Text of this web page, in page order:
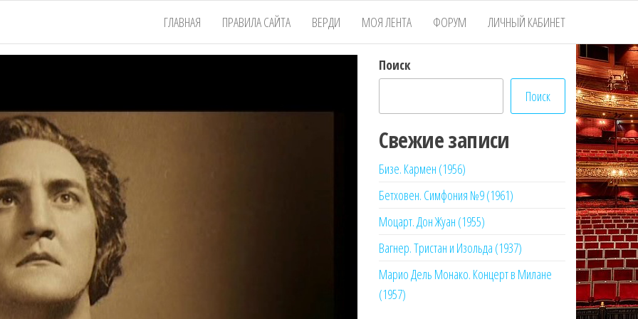
ГЛАВНАЯ ПРАВИЛА САЙТА ВЕРДИ МОЯ ЛЕНТА ФОРУМ ЛИЧНЫЙ КАБИНЕТ
Поиск
Поиск
Свежие записи
Бизе. Кармен (1956)
Бетховен. Симфония №9 (1961)
Моцарт. Дон Жуан (1955)
Вагнер. Тристан и Изольда (1937)
Марио Дель Монако. Концерт в Милане
(1957)